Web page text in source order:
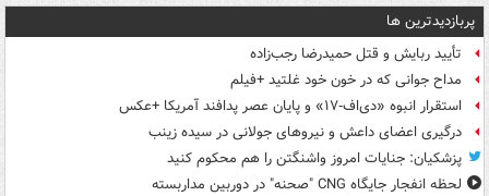
پربازدیدترین ها
تأیید ربایش و قتل حمیدرضا رجب‌زاده
مداح جوانی که در خون خود غلتید +فیلم
استقرار انبوه «دی‌اف‑۱۷» و پایان عصر پدافند آمریکا +عکس
درگیری اعضای داعش و نیروهای جولانی در سیده زینب
پزشکیان: جنایات امروز واشنگتن را هم محکوم کنید
لحظه انفجار جایگاه CNG "صحنه" در دوربین مداربسته